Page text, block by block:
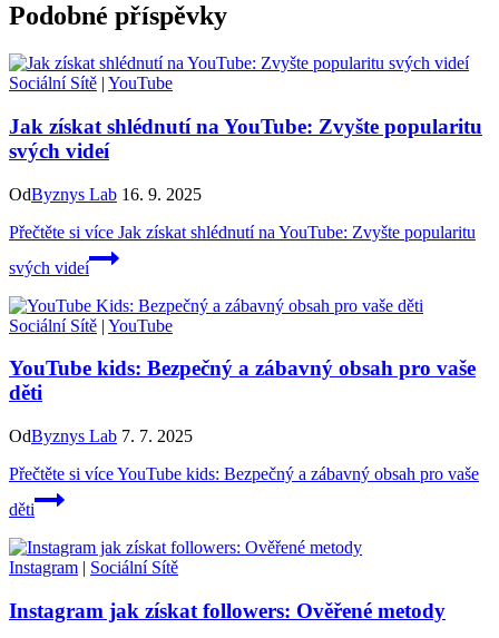
Podobné příspěvky
Sociální Sítě | YouTube
Jak získat shlédnutí na YouTube: Zvyšte popularitu
svých videí
OdByznys Lab 16. 9. 2025
Přečtěte si více Jak získat shlédnutí na YouTube: Zvyšte popularitu
svých videí
Sociální Sítě | YouTube
YouTube kids: Bezpečný a zábavný obsah pro vaše
děti
OdByznys Lab 7. 7. 2025
Přečtěte si víceYouTube kids: Bezpečný a zábavný obsah pro vaše
děti
Instagram | Sociální Sítě
Instagram jak získat followers: Ověřené metody